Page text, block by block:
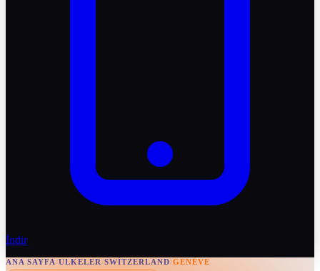
İndir
ANA SAYFA/ULKELER/SWITZERLAND/GENÈVE